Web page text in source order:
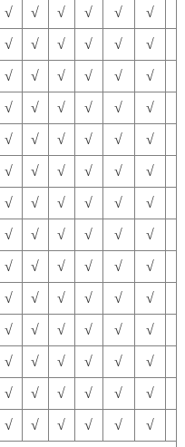
√ √ √ √ √
√
√ √ √ √ √
√
√ √ √ √ √
√
√ √ √ √ √
√
√ √ √ √ √
√
√ √ √ √ √
√
√ √ √ √ √
√
√ √ √ √ √
√
√ √ √ √ √
√
√ √ √ √ √
√
√ √ √ √ √
√
√ √ √ √ √
√
√ √ √ √ √
√
√ √ √ √ √
√